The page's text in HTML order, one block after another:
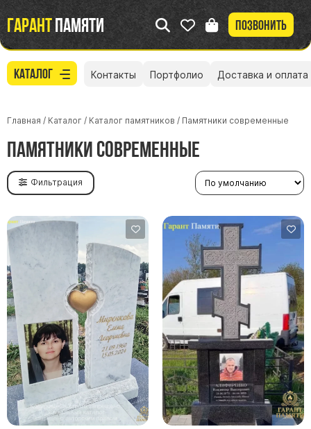
Гарантпамяти Позвонить
Каталог
Участникам СВО
Памятники из гранита
Памятники из мрамора
Элитные памятники
Резные памятники
Мемориальные комплексы
Контакты Портфолио Доставка и оплата
Главная / Каталог / Каталог памятников / Памятники современные
Памятники современные
Фильтрация